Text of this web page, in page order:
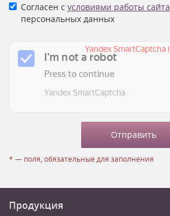
Согласен с условиями работы сайта
персональных данных
* — поля, обязательные для заполнения
Продукция